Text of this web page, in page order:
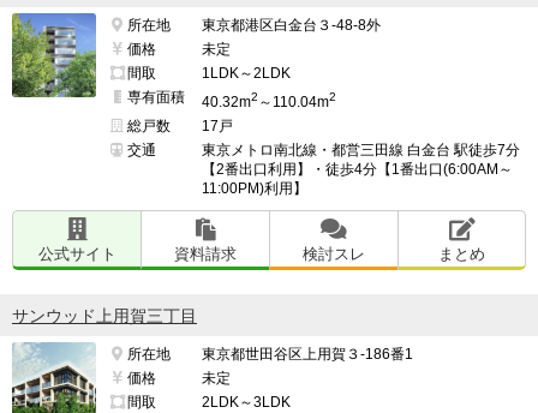
所在地
東京都港区白金台３-48-8外
価格
未定
間取
1LDK～2LDK
専有面積
40.32m2 ～110.04m2
総戸数
17戸
交通
東京メトロ南北線・都営三田線 白金台 駅徒歩7分
【2番出口利用】・徒歩4分【1番出口(6:00AM～
11:00PM)利用】
公式サイト 資料請求 検討スレ まとめ
サンウッド上用賀三丁目
所在地
東京都世田谷区上用賀３-186番1
価格
未定
間取
2LDK～3LDK